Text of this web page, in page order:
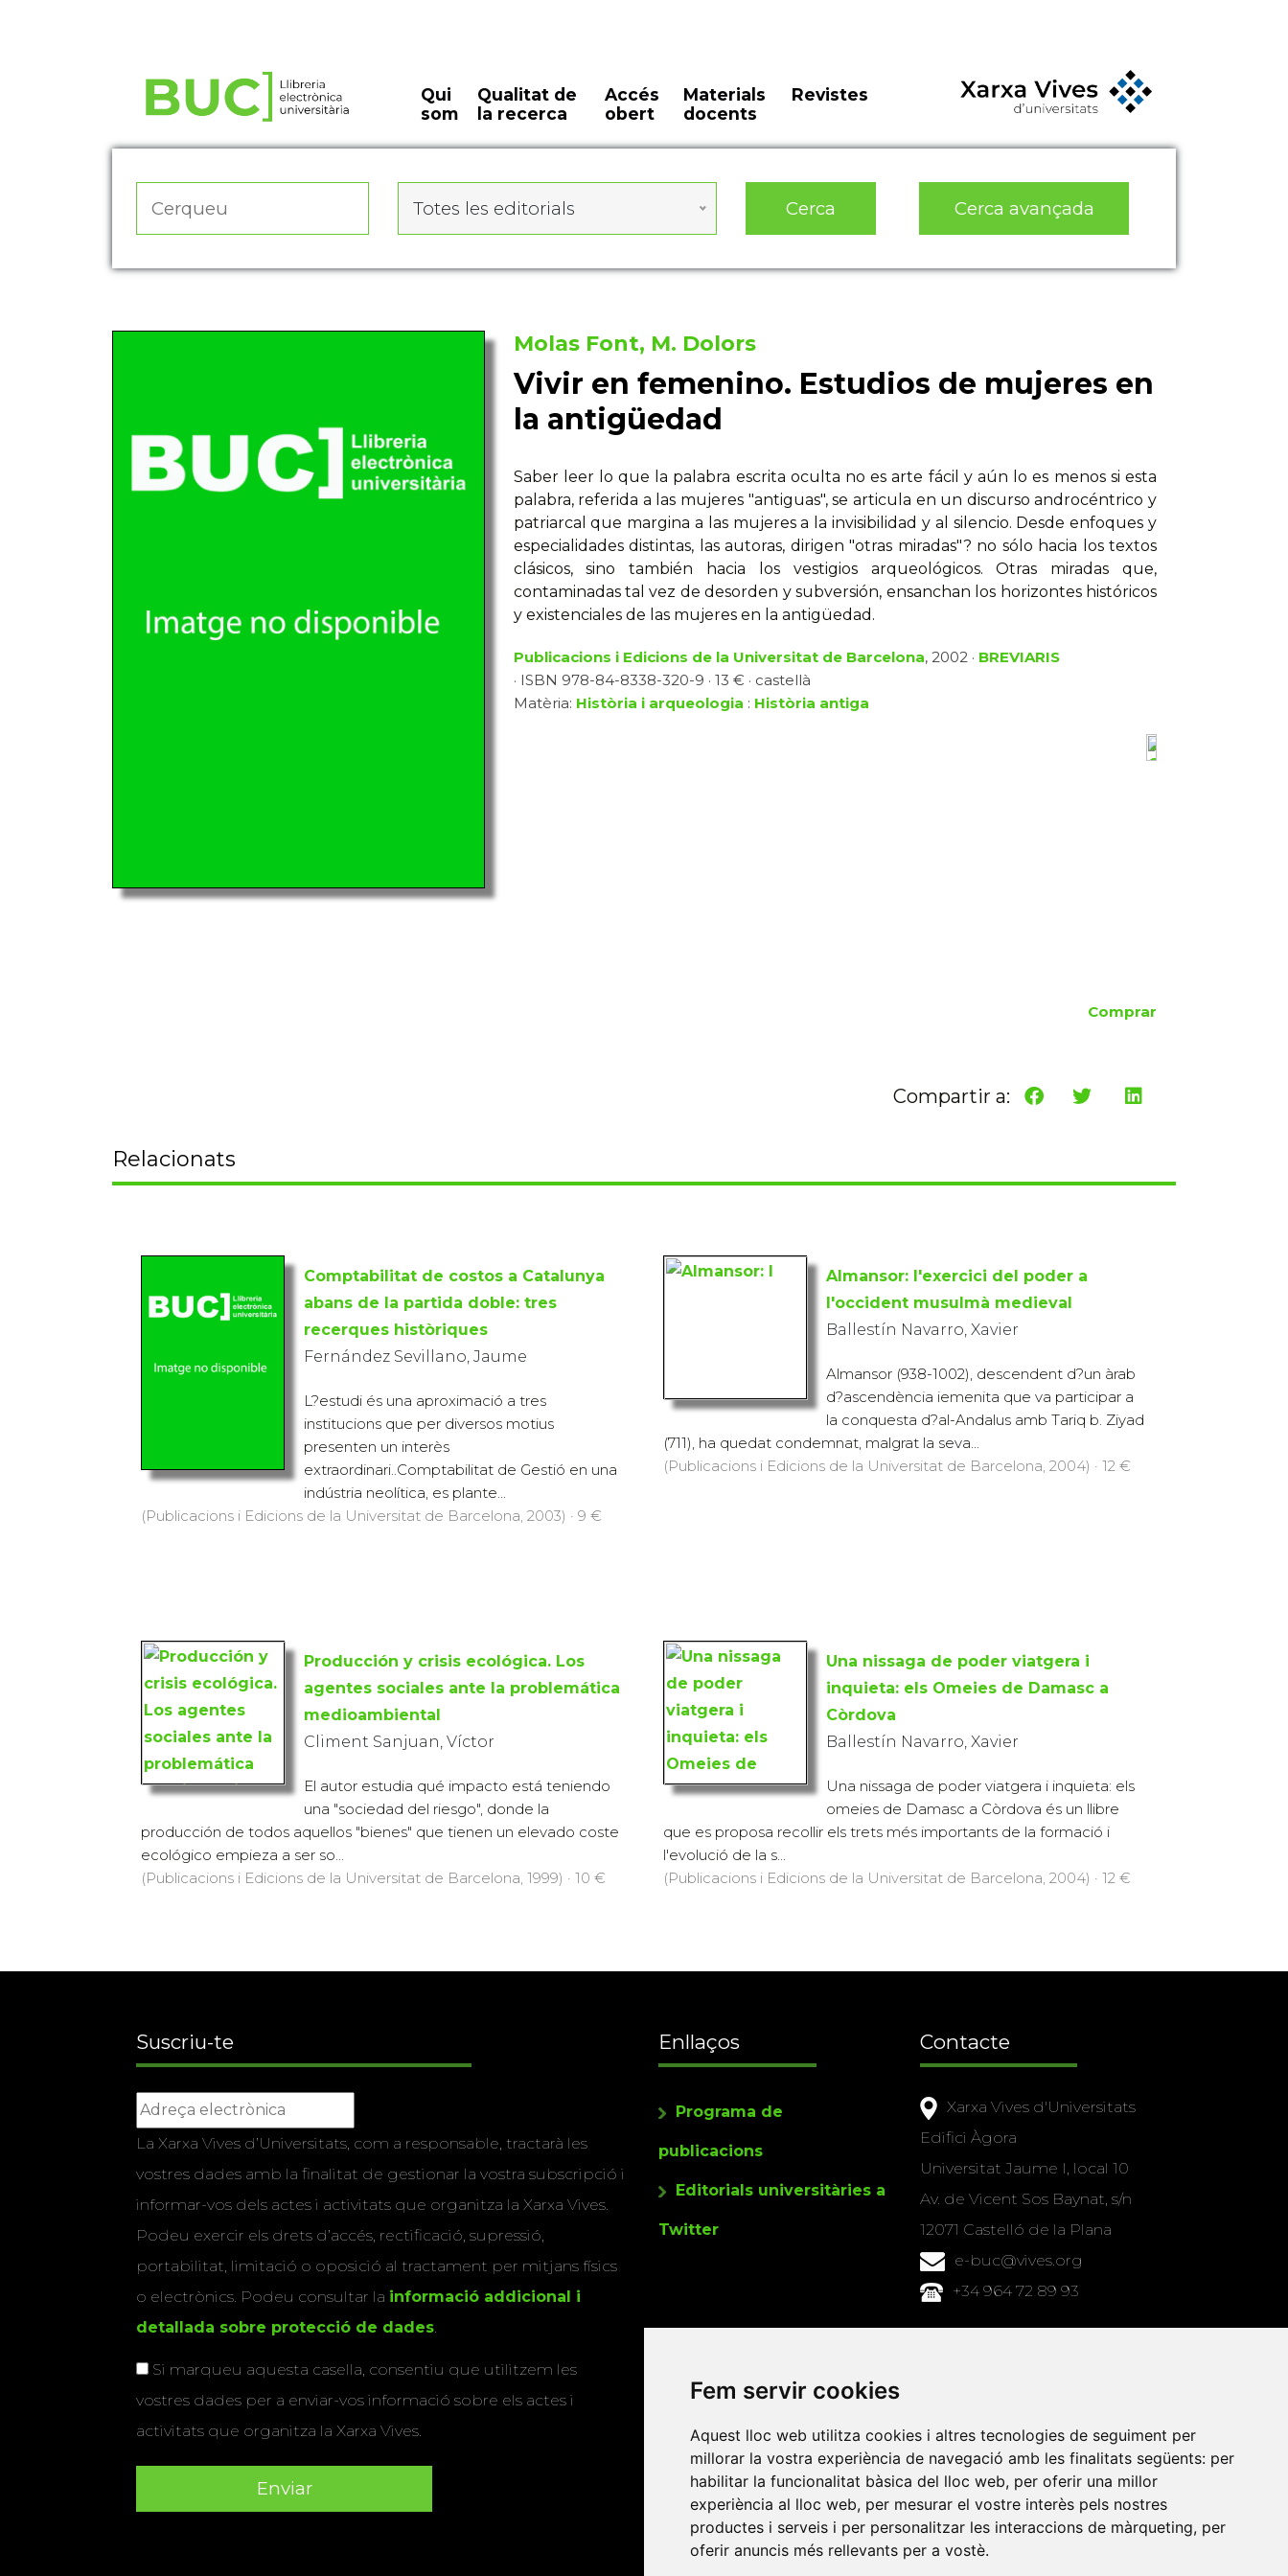
Fem servir cookies
Aquest lloc web utilitza cookies i altres tecnologies de seguiment per
millorar la vostra experiència de navegació amb les finalitats següents: per
habilitar la funcionalitat bàsica del lloc web, per oferir una millor
experiència al lloc web, per mesurar el vostre interès pels nostres
productes i serveis i per personalitzar les interaccions de màrqueting, per
oferir anuncis més rellevants per a vostè.
Qui
som
Qualitat de
la recerca
Accés
obert
Materials
docents
Revistes
Totes les editorials Cerca Cerca avançada
Molas Font, M. Dolors
Vivir en femenino. Estudios de mujeres en
la antigüedad
Saber leer lo que la palabra escrita oculta no es arte fácil y aún lo es menos si esta
palabra, referida a las mujeres "antiguas", se articula en un discurso androcéntrico y
patriarcal que margina a las mujeres a la invisibilidad y al silencio. Desde enfoques y
especialidades distintas, las autoras, dirigen "otras miradas"? no sólo hacia los textos
clásicos, sino también hacia los vestigios arqueológicos. Otras miradas que,
contaminadas tal vez de desorden y subversión, ensanchan los horizontes históricos
y existenciales de las mujeres en la antigüedad.
Publicacions i Edicions de la Universitat de Barcelona, 2002 · BREVIARIS
· ISBN 978-84-8338-320-9 · 13 € · castellà
Matèria: Història i arqueologia : Història antiga
Comprar
Compartir a:
Relacionats
Comptabilitat de costos a Catalunya
abans de la partida doble: tres
recerques històriques
Fernández Sevillano, Jaume
L?estudi és una aproximació a tres
institucions que per diversos motius
presenten un interès
extraordinari..Comptabilitat de Gestió en una
indústria neolítica, es plante...
(Publicacions i Edicions de la Universitat de Barcelona, 2003) · 9 €
Almansor: l'exercici del poder a
l'occident musulmà medieval
Ballestín Navarro, Xavier
Almansor (938-1002), descendent d?un àrab
d?ascendència iemenita que va participar a
la conquesta d?al-Andalus amb Tariq b. Ziyad
(711), ha quedat condemnat, malgrat la seva...
(Publicacions i Edicions de la Universitat de Barcelona, 2004) · 12 €
Producción y crisis ecológica. Los
agentes sociales ante la problemática
medioambiental
Climent Sanjuan, Víctor
El autor estudia qué impacto está teniendo
una "sociedad del riesgo", donde la
producción de todos aquellos "bienes" que tienen un elevado coste
ecológico empieza a ser so...
(Publicacions i Edicions de la Universitat de Barcelona, 1999) · 10 €
Una nissaga de poder viatgera i
inquieta: els Omeies de Damasc a
Còrdova
Ballestín Navarro, Xavier
Una nissaga de poder viatgera i inquieta: els
omeies de Damasc a Còrdova és un llibre
que es proposa recollir els trets més importants de la formació i
l'evolució de la s...
(Publicacions i Edicions de la Universitat de Barcelona, 2004) · 12 €
Suscriu-te
La Xarxa Vives d’Universitats, com a responsable, tractarà les
vostres dades amb la finalitat de gestionar la vostra subscripció i
informar-vos dels actes i activitats que organitza la Xarxa Vives.
Podeu exercir els drets d’accés, rectificació, supressió,
portabilitat, limitació o oposició al tractament per mitjans físics
o electrònics. Podeu consultar la informació addicional i
detallada sobre protecció de dades.
Si marqueu aquesta casella, consentiu que utilitzem les
vostres dades per a enviar-vos informació sobre els actes i
activitats que organitza la Xarxa Vives.
Enllaços
Programa de
publicacions
Editorials universitàries a
Twitter
Contacte
Xarxa Vives d'Universitats
Edifici Àgora
Universitat Jaume I, local 10
Av. de Vicent Sos Baynat, s/n
12071 Castelló de la Plana
e-buc@vives.org
+34 964 72 89 93